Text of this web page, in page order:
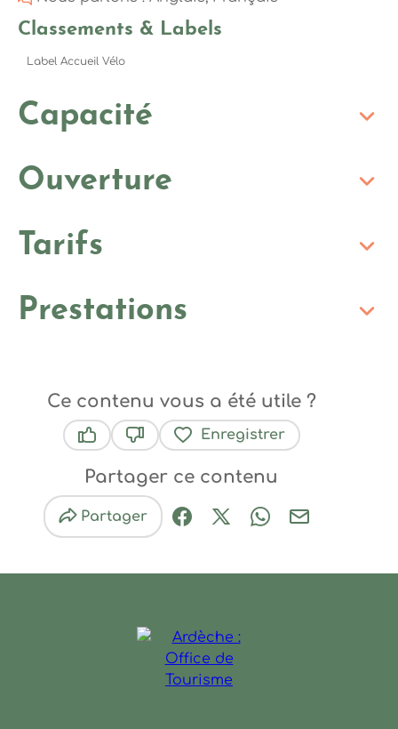
Classements & Labels
Label Accueil Vélo
Capacité
Ouverture
Tarifs
Prestations
Ce contenu vous a été utile ?
Enregistrer
Partager ce contenu
Partager
Partager sur Facebook
Partager sur X / Twitter
Partager sur
Partager par